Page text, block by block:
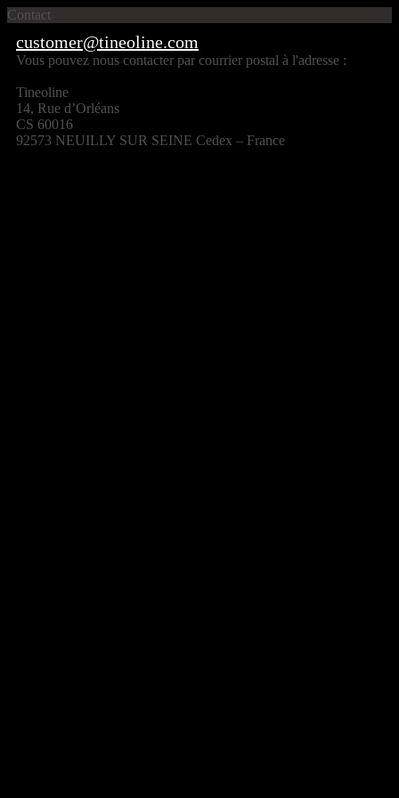
Contact
customer@tineoline.com
Vous pouvez nous contacter par courrier postal à l'adresse :
Tineoline
14, Rue d’Orléans
CS 60016
92573 NEUILLY SUR SEINE Cedex – France